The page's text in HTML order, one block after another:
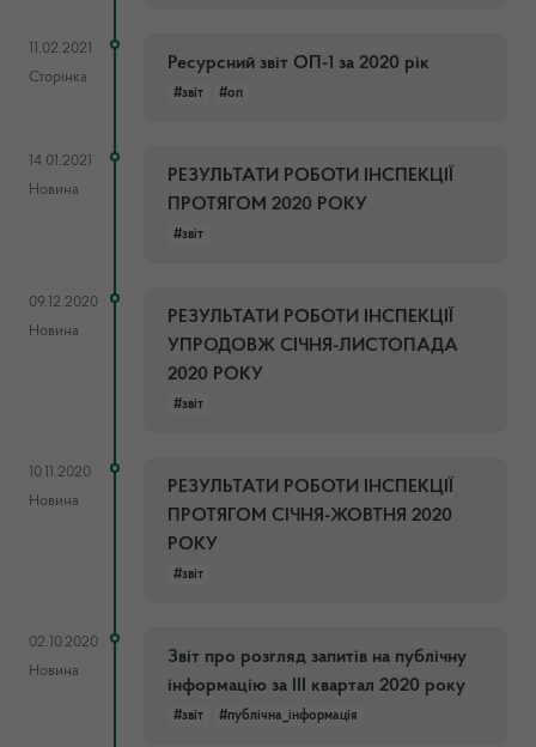
11.02.2021
Сторінка
Ресурсний звіт ОП-1 за 2020 рік
#звіт #оп
14.01.2021
Новина
РЕЗУЛЬТАТИ РОБОТИ ІНСПЕКЦІЇ
ПРОТЯГОМ 2020 РОКУ
#звіт
09.12.2020
Новина
РЕЗУЛЬТАТИ РОБОТИ ІНСПЕКЦІЇ
УПРОДОВЖ СІЧНЯ-ЛИСТОПАДА
2020 РОКУ
#звіт
10.11.2020
Новина
РЕЗУЛЬТАТИ РОБОТИ ІНСПЕКЦІЇ
ПРОТЯГОМ СІЧНЯ-ЖОВТНЯ 2020
РОКУ
#звіт
02.10.2020
Новина
Звіт про розгляд запитів на публічну
інформацію за III квартал 2020 року
#звіт #публічна_інформація